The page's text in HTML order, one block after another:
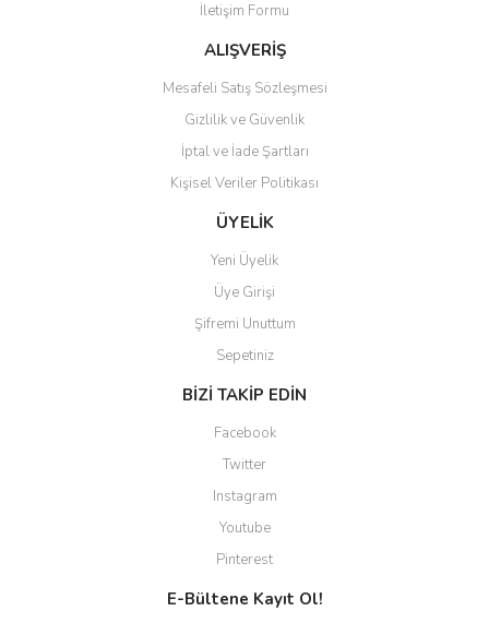
Ürün fiyatı diğer sitelerden daha pahalı.
Bu ürüne benzer farklı alternatifler olmalı.
Gönder
İletişim Formu
ALIŞVERİŞ
Mesafeli Satış Sözleşmesi
Gizlilik ve Güvenlik
İptal ve İade Şartları
Kişisel Veriler Politikası
ÜYELİK
Yeni Üyelik
Üye Girişi
Şifremi Unuttum
Sepetiniz
BİZİ TAKİP EDİN
Facebook
Twitter
Instagram
Youtube
Pinterest
E-Bültene Kayıt Ol!